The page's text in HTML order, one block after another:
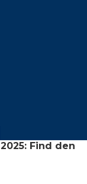
Find den